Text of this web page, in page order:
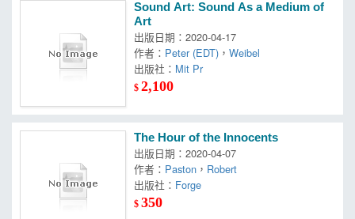
Sound Art: Sound As a Medium of
Art
出版日期：2020-04-17
作者： Peter (EDT) ，Weibel
出版社： Mit Pr
$2,100
The Hour of the Innocents
出版日期：2020-04-07
作者： Paston ， Robert
出版社： Forge
$350